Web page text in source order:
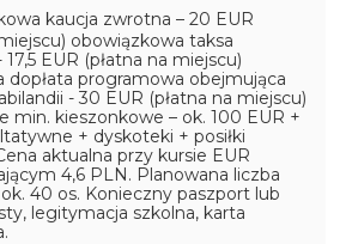
kaucja zwrotna – 20 EUR
obowiązkowa taksa
EUR (płatna na miejscu)
dopłata programowa obejmująca
- 30 EUR (płatna na miejscu)
min. kieszonkowe – ok. 100 EUR +
+ dyskoteki + posiłki
aktualna przy kursie EUR
4,6 PLN. Planowana liczba
40 os. Konieczny paszport lub
legitymacja szkolna, karta